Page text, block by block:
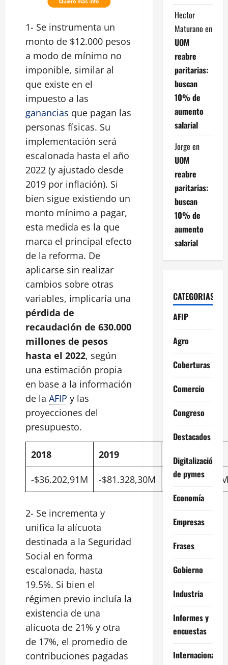
1- Se instrumenta un
monto de $12.000 pesos
a modo de mínimo no
imponible, similar al
que existe en el
impuesto a las
ganancias que pagan las
personas físicas. Su
implementación será
escalonada hasta el año
2022 (y ajustado desde
2019 por inflación). Si
bien sigue existiendo un
monto mínimo a pagar,
esta medida es la que
marca el principal efecto
de la reforma. De
aplicarse sin realizar
cambios sobre otras
variables, implicaría una
pérdida de
recaudación de 630.000
millones de pesos
hasta el 2022, según
una estimación propia
en base a la información
de la AFIP y las
proyecciones del
presupuesto.
2018 2019
-$36.202,91M -$81.328,30M -$126.136,47M
2- Se incrementa y
unifica la alícuota
destinada a la Seguridad
Social en forma
escalonada, hasta
19.5%. Si bien el
régimen previo incluía la
existencia de una
alícuota de 21% y otra
de 17%, el promedio de
contribuciones pagadas
Hector
Maturano en
UOM
reabre
paritarias:
buscan
10% de
aumento
salarial
Jorge en
UOM
reabre
paritarias:
buscan
10% de
aumento
salarial
CATEGORIAS
AFIP
Agro
Coberturas
Comercio
Congreso
Destacados
Digitalización
de pymes
Economía
Empresas
Frases
Gobierno
Industria
Informes y
encuestas
Internacional